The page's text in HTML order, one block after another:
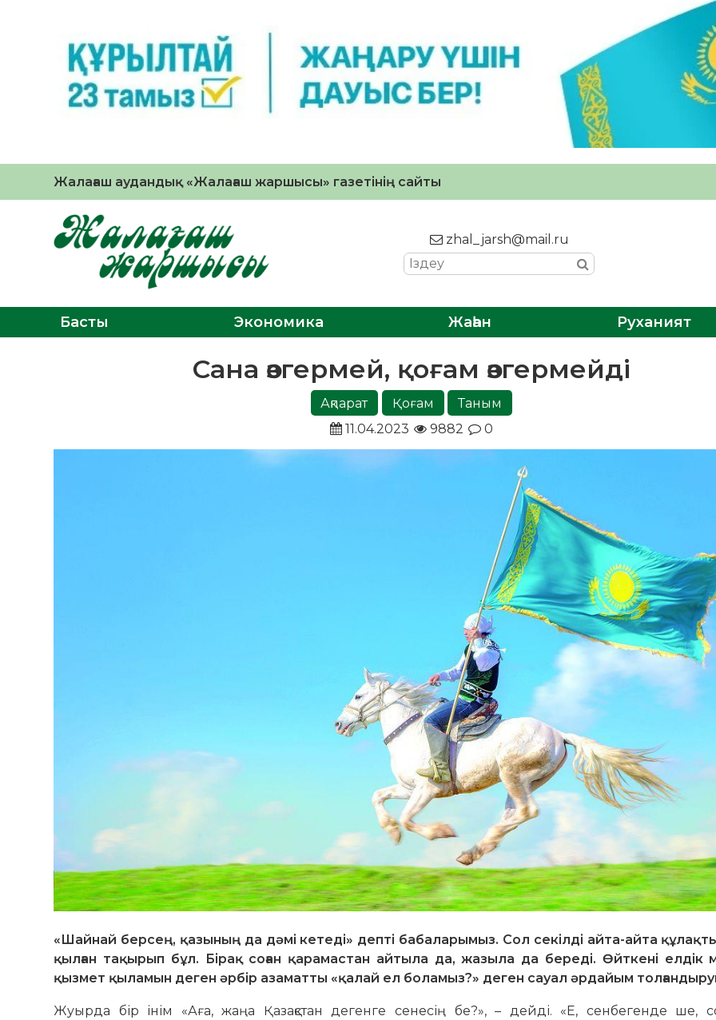
Жалағаш аудандық «Жалағаш жаршысы» газетінің сайты
zhal_jarsh@mail.ru
Басты Экономика Жаһан Руханият
Сана өзгермей, қоғам өзгермейді
Ақпарат Қоғам
Таным
11.04.2023
9882 0
«Шайнай берсең, қазының да дәмі кетеді» депті бабаларымыз. Сол секілді айта-айта
қылған тақырып бұл. Бірақ соған қарамастан айтыла да, жазыла да береді. Өйткені елдік
қызмет қыламын деген әрбір азаматты «қалай ел боламыз?» деген сауал әрдайым
Жуырда бір інім «Аға, жаңа Қазақ­стан дегенге сенесің бе?», – дейді. «Е, сенбегенде ше,